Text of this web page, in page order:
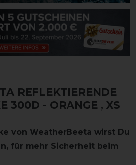
REFLEKTIERENDE
300D - ORANGE , XS
von WeatherBeeta wirst Du
für mehr Sicherheit beim